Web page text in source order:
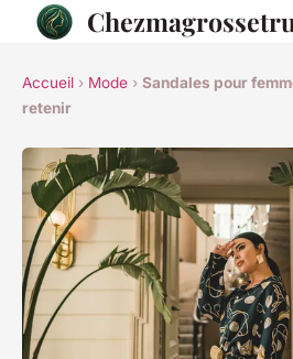
Accueil › Mode › Sandales pour
retenir